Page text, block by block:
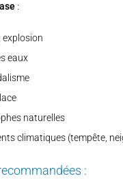
:
explosion
eaux
naturelles
climatiques (tempête,
: